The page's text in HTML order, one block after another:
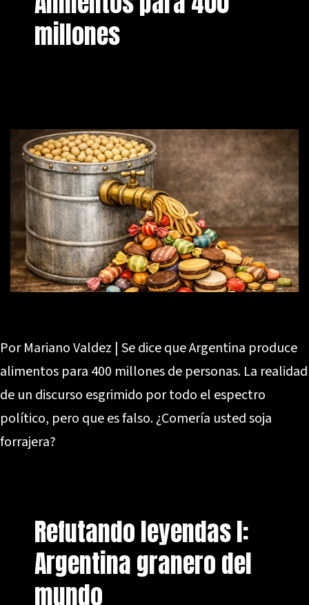
millones
Por Mariano Valdez | Se dice que Argentina produce
alimentos para 400 millones de personas. La realidad
de un discurso esgrimido por todo el espectro
político, pero que es falso. ¿Comería usted soja
forrajera?
Refutando leyendas I:
Argentina granero del
mundo